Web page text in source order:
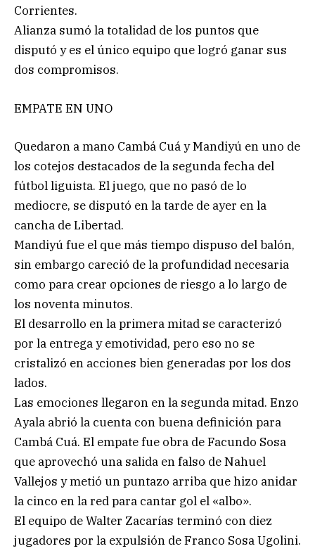
Corrientes.
Alianza sumó la totalidad de los puntos que
disputó y es el único equipo que logró ganar sus
dos compromisos.
EMPATE EN UNO
Quedaron a mano Cambá Cuá y Mandiyú en uno de
los cotejos destacados de la segunda fecha del
fútbol liguista. El juego, que no pasó de lo
mediocre, se disputó en la tarde de ayer en la
cancha de Libertad.
Mandiyú fue el que más tiempo dispuso del balón,
sin embargo careció de la profundidad necesaria
como para crear opciones de riesgo a lo largo de
los noventa minutos.
El desarrollo en la primera mitad se caracterizó
por la entrega y emotividad, pero eso no se
cristalizó en acciones bien generadas por los dos
lados.
Las emociones llegaron en la segunda mitad. Enzo
Ayala abrió la cuenta con buena definición para
Cambá Cuá. El empate fue obra de Facundo Sosa
que aprovechó una salida en falso de Nahuel
Vallejos y metió un puntazo arriba que hizo anidar
la cinco en la red para cantar gol el «albo».
El equipo de Walter Zacarías terminó con diez
jugadores por la expulsión de Franco Sosa Ugolini.